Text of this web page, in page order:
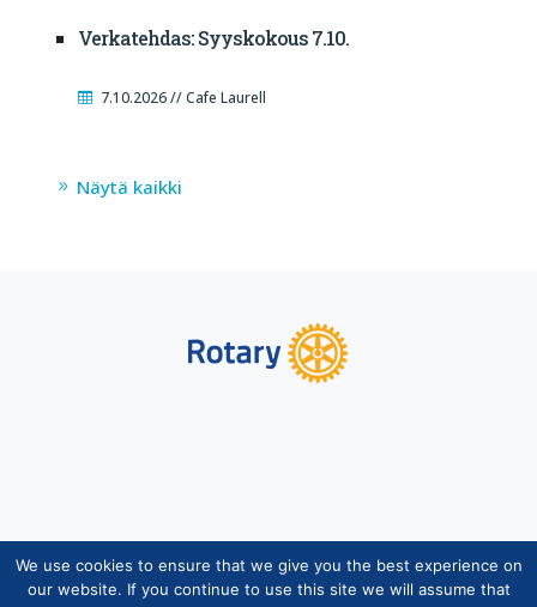
Verkatehdas: Syyskokous 7.10.
7.10.2026 // Cafe Laurell
Näytä kaikki
Copyright © Suomen Rotarypalvelu ry 2026 |
Jäsentietojärjestelmän tietosuojaseloste|Henkilötietojen
We use cookies to ensure that we give you the best experience on
our website. If you continue to use this site we will assume that